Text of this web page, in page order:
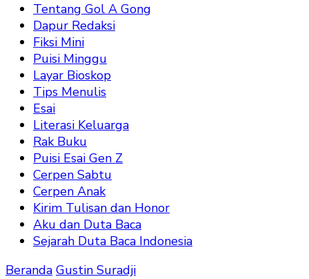
Tentang Gol A Gong
Dapur Redaksi
Fiksi Mini
Puisi Minggu
Layar Bioskop
Tips Menulis
Esai
Literasi Keluarga
Rak Buku
Puisi Esai Gen Z
Cerpen Sabtu
Cerpen Anak
Kirim Tulisan dan Honor
Aku dan Duta Baca
Sejarah Duta Baca Indonesia
Beranda Gustin Suradji